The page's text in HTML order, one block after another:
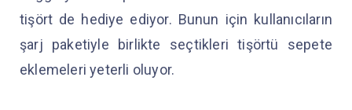
tişört de hediye ediyor. Bunun için kullanıcıların
şarj paketiyle birlikte seçtikleri tişörtü sepete
eklemeleri yeterli oluyor.